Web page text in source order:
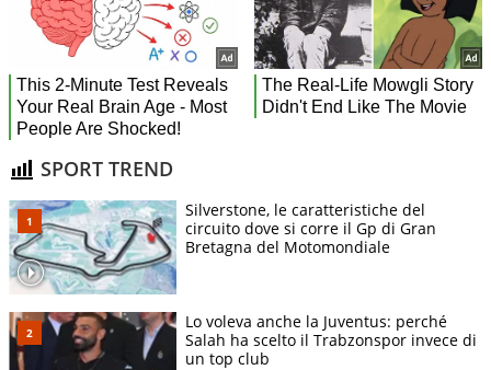
SPORT TREND
Silverstone, le caratteristiche del
circuito dove si corre il Gp di Gran
Bretagna del Motomondiale
Lo voleva anche la Juventus: perché
Salah ha scelto il Trabzonspor invece di
un top club